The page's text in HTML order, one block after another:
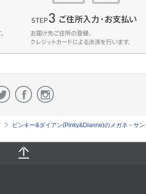
ピンキー&ダイアン(Pinky&Dianne)のメガネ・サ